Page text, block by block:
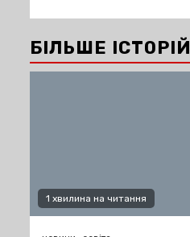
БІЛЬШЕ ІСТОРІЙ
1 хвилина на читання